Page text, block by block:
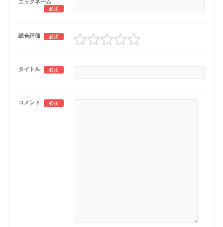
ニックネーム
必須
総合評価 必須
タイトル 必須
コメント 必須